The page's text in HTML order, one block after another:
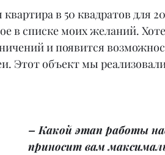
в 50 квадратов для
в списке моих желаний.
и появится
Этот объект мы
– Какой этап работы
приносит вам